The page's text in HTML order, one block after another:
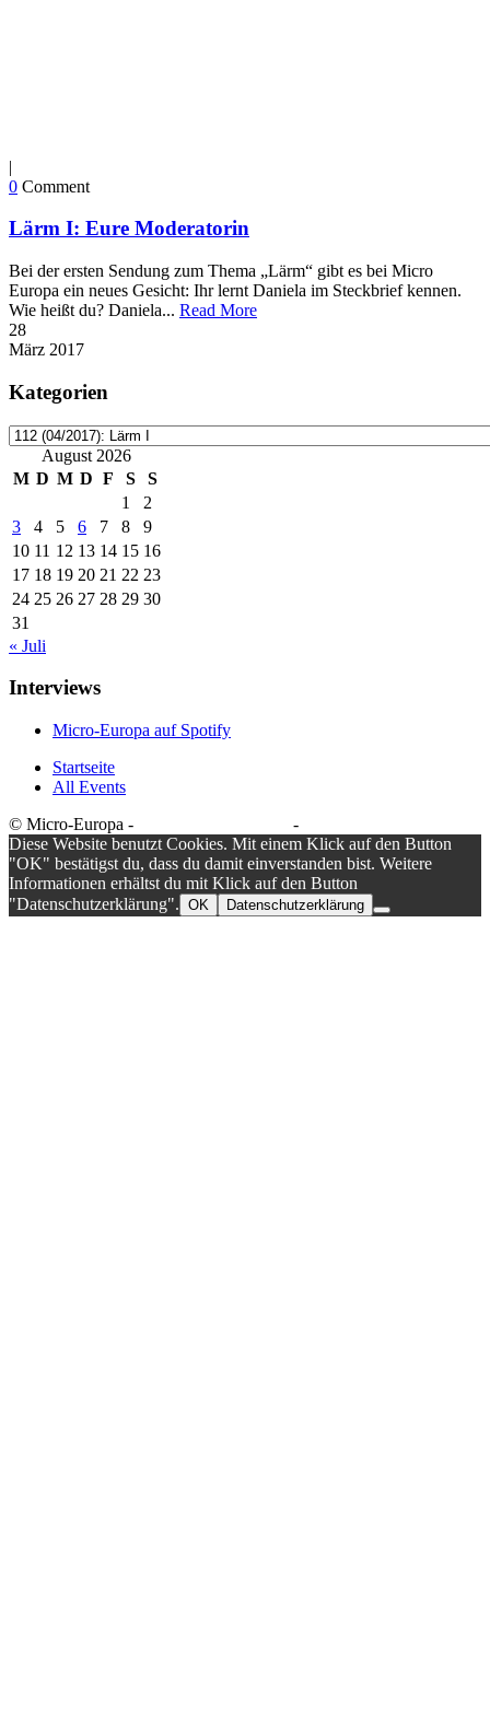
|
0 Comment
Lärm I: Eure Moderatorin
Bei der ersten Sendung zum Thema „Lärm“ gibt es bei Micro
Europa ein neues Gesicht: Ihr lernt Daniela im Steckbrief kennen.
Wie heißt du? Daniela... Read More
28
März 2017
Kategorien
Kategorien
August 2026
M D M D F S
S
1
2
3
4 5 6 7 8
9
10 11 12 13 14 15 16
17 18 19 20 21 22 23
24 25 26 27 28 29 30
31
« Juli
Interviews
Micro-Europa auf Spotify
Startseite
All Events
© Micro-Europa -
-
Diese Website benutzt Cookies. Mit einem Klick auf den Button
"OK" bestätigst du, dass du damit einverstanden bist. Weitere
Informationen erhältst du mit Klick auf den Button
"Datenschutzerklärung". OK Datenschutzerklärung